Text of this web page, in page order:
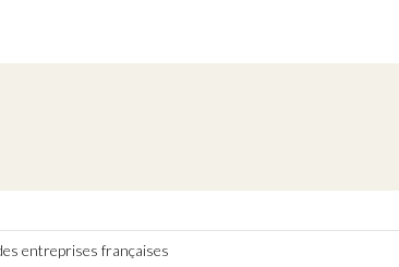
entreprises françaises